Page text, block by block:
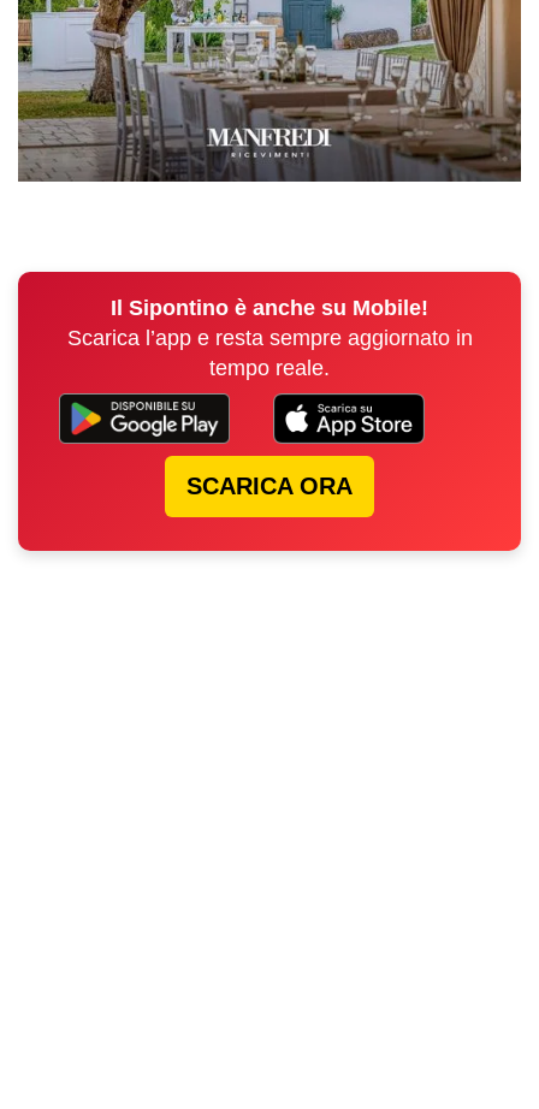
Il Sipontino è anche su Mobile!
Scarica l’app e resta sempre aggiornato in
tempo reale.
SCARICA ORA